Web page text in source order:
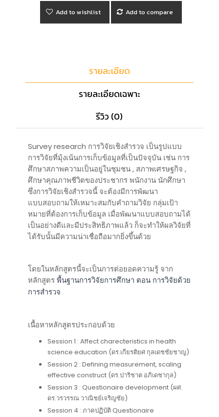
Add to wishlist Add to compare
รายละเอียด
รายละเอียดเฉพาะ
รีวิว (0)
Survey research การวิจัยเชิงสำรวจ เป็นรูปแบบ
การวิจัยที่มุ้งเน้นการเก็บข้อมูลที่เป็นปัจจุบัน เช่น การ
ศึกษาสภาพความเป็นอยู่ในชุมชน , สภาพเศรษฐกิจ ,
ศึกษาคุณภาพชีวิตของประชากร พนักงาน นักศึกษา
ซึ่งการวิจัยเชิงสำรวจนี้ จะต้องมีการพัฒนา
แบบสอบถามให้เหมาะสมกับคำถามวิจัย กลุ่มเป้า
หมายที่ต้องการเก็บข้อมูล เมื่อพัฒนาแบบสอบถามได้
เป็นอย่างดีและมีประสิทธิภาพแล้ว ก็จะทำให้ผลวิจัยที่
ได้รับนั้นมีความน่าเชื่อถือมากยิ่งขึ้นด้วย
โดยในหลักสูตรนี้จะเป็นการต่อยอดความรู้ จาก
หลักสูตรพื้นฐานการวิจัยการศึกษา ตอน การวิจัยด้วย
การสำรวจ
เนื้อหาหลักสูตรประกอบด้วย
Session 1 : Affect charecteristics in health
science education (ดร.เกียรติยศ กุลเดชชัยชาญ)
Session 2 : Defining measurement, scaling
effective construct (ดร.ปาริชาต อภิเดชากุล)
Session 3 : Questionaire development (ผศ.
ดร.วรวรรณ วาณิชย์เจริญชัย)
Session 4 : ภาคปฏิบัติ Questionaire